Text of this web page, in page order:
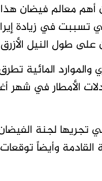
أهم معالم فيضان
في زيادة
طول النيل
المائية
الأمطار في
لجنة الفيضان
وأيضاً